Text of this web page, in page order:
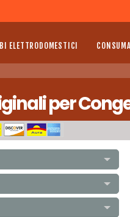
ELETTRODOMESTICI
per